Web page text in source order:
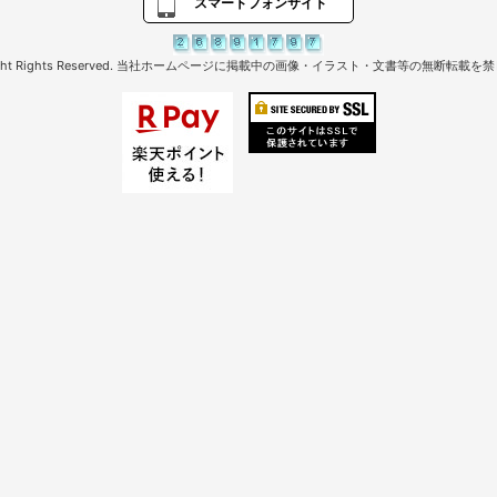
Rights Reserved. 当社ホームページに掲載中の画像・イラスト・文書等の無断転載を禁